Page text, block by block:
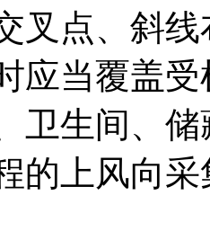
叉点、斜
应当覆盖
卫生间、
的上风向